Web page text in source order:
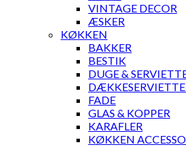
VINTAGE DECOR
ÆSKER
KØKKEN
BAKKER
BESTIK
DUGE &
FADE
GLAS & KOPPER
KARAFLER
KØKKEN